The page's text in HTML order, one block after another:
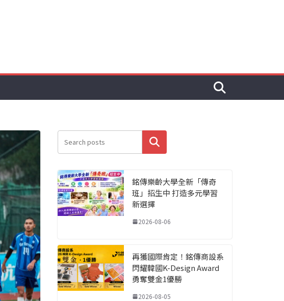
搜尋
銘傳樂齡大學全新「傳奇
班」招生中 打造多元學習
新選擇
2026-08-06
再獲國際肯定！銘傳商設系
閃耀韓國K-Design Award
勇奪雙金1優勝
2026-08-05